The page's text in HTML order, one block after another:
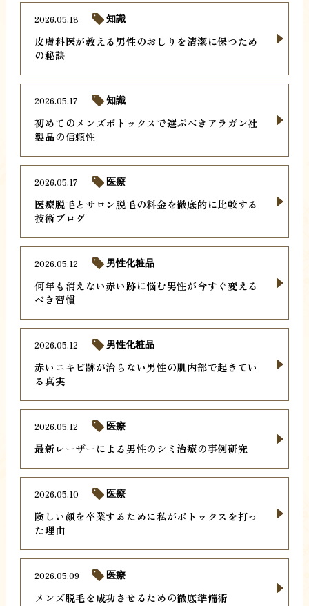
皮膚科医が教える男性のおしりを清潔に保つため
の秘訣
2026.05.18 知識
初めてのメンズボトックスで選ぶべきアラガン社
製品の信頼性
2026.05.17 知識
医療脱毛とサロン脱毛の料金を徹底的に比較する
技術ブログ
2026.05.17 医療
何年も消えない赤い跡に悩む男性が今すぐ変える
べき習慣
2026.05.12 男性化粧品
赤いニキビ跡が治らない男性の肌内部で起きてい
る真実
2026.05.12 男性化粧品
最新レーザーによる男性のシミ治療の事例研究
2026.05.12 医療
険しい顔を卒業するために私がボトックスを打っ
た理由
2026.05.10 医療
メンズ脱毛を成功させるための徹底準備術
2026.05.09 医療